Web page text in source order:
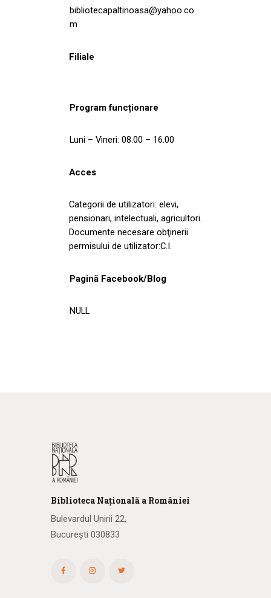
bibliotecapaltinoasa@yahoo.co
m
Filiale
Program funcționare
Luni – Vineri: 08.00 – 16.00
Acces
Categorii de utilizatori: elevi,
pensionari, intelectuali, agricultori.
Documente necesare obţinerii
permisului de utilizator:C.I.
Pagină Facebook/Blog
NULL
Biblioteca Națională a României
Bulevardul Unirii 22,
București 030833